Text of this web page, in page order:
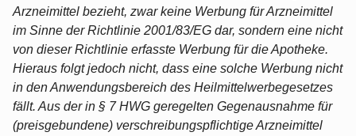
Arzneimittel bezieht, zwar keine Werbung für Arzneimittel
im Sinne der Richtlinie 2001/83/EG dar, sondern eine nicht
von dieser Richtlinie erfasste Werbung für die Apotheke.
Hieraus folgt jedoch nicht, dass eine solche Werbung nicht
in den Anwendungsbereich des Heilmittelwerbegesetzes
fällt. Aus der in § 7 HWG geregelten Gegenausnahme für
(preisgebundene) verschreibungspflichtige Arzneimittel